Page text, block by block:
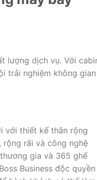
lượng dịch vụ. Với
trải nghiệm không gian
với thiết kế thân rộng
rộng rãi và công nghệ
gia và 365 ghế
Business độc quyền